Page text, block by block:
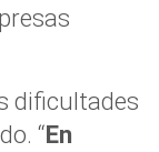
dificultades
“En